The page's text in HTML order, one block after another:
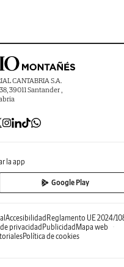
CANTABRIA S.A.
39011 Santander ,
la app
Google Play
AccesibilidadReglamento UE 2024/
privacidadPublicidadMapa web
Política de cookies